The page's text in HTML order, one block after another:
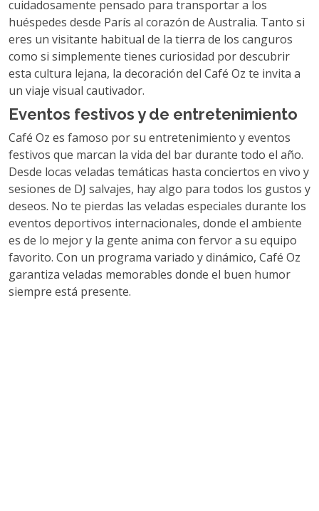
cuidadosamente pensado para transportar a los
huéspedes desde París al corazón de Australia. Tanto si
eres un visitante habitual de la tierra de los canguros
como si simplemente tienes curiosidad por descubrir
esta cultura lejana, la decoración del Café Oz te invita a
un viaje visual cautivador.
Eventos festivos y de entretenimiento
Café Oz es famoso por su entretenimiento y eventos
festivos que marcan la vida del bar durante todo el año.
Desde locas veladas temáticas hasta conciertos en vivo y
sesiones de DJ salvajes, hay algo para todos los gustos y
deseos. No te pierdas las veladas especiales durante los
eventos deportivos internacionales, donde el ambiente
es de lo mejor y la gente anima con fervor a su equipo
favorito. Con un programa variado y dinámico, Café Oz
garantiza veladas memorables donde el buen humor
siempre está presente.